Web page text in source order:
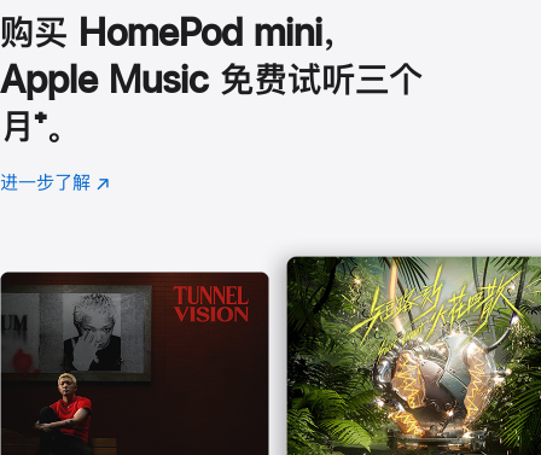
购买 HomePod mini，
Apple Music 免费试听三个
月 脚
注
⁺。
进一步了解 Apple
(在
口
中
打
开)